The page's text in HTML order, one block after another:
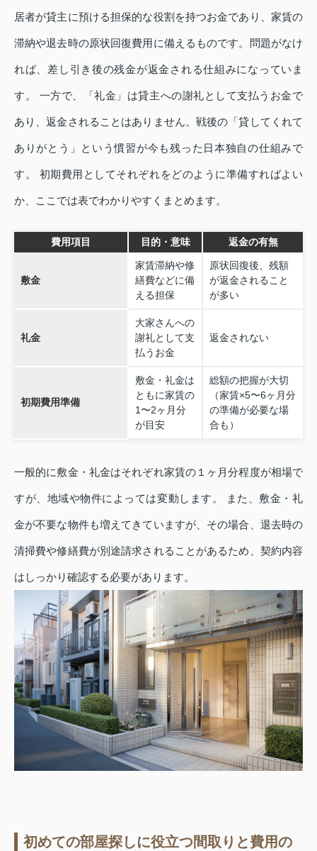
居者が貸主に預ける担保的な役割を持つお金であり、家賃の
滞納や退去時の原状回復費用に備えるものです。問題がなけ
れば、差し引き後の残金が返金される仕組みになっていま
す。 一方で、「礼金」は貸主への謝礼として支払うお金で
あり、返金されることはありません。戦後の「貸してくれて
ありがとう」という慣習が今も残った日本独自の仕組みで
す。 初期費用としてそれぞれをどのように準備すればよい
か、ここでは表でわかりやすくまとめます。
費用項目 目的・意味 返金の有無
敷金
家賃滞納や修
繕費などに備
える担保
原状回復後、残額
が返金されること
が多い
礼金
大家さんへの
謝礼として支
払うお金
返金されない
初期費用準備
敷金・礼金は
ともに家賃の
1〜2ヶ月分
が目安
総額の把握が大切
（家賃×5〜6ヶ月分
の準備が必要な場
合も）
一般的に敷金・礼金はそれぞれ家賃の１ヶ月分程度が相場で
すが、地域や物件によっては変動します。 また、敷金・礼
金が不要な物件も増えてきていますが、その場合、退去時の
清掃費や修繕費が別途請求されることがあるため、契約内容
はしっかり確認する必要があります。
初めての部屋探しに役立つ間取りと費用の